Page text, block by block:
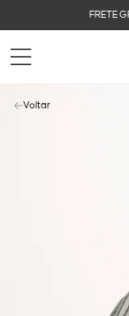
FRETE
Voltar